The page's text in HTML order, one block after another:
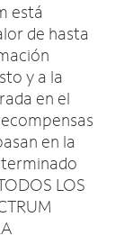
está
de hasta
y a la
en el
en la
LOS